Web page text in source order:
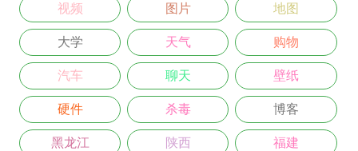
视频 图片 地图
大学 天气 购物
汽车 聊天 壁纸
硬件 杀毒 博客
黑龙江 陕西 福建